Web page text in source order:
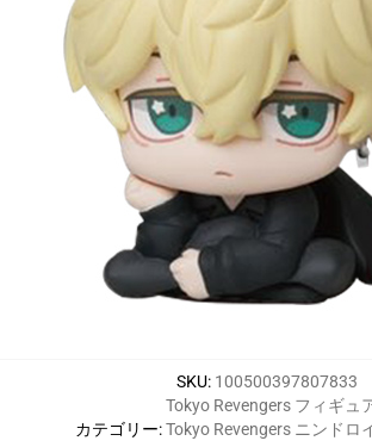
SKU: 100500397807833
カテゴリー:
Tokyo Revengers フィギュ
Tokyo Revengers ニンドロ